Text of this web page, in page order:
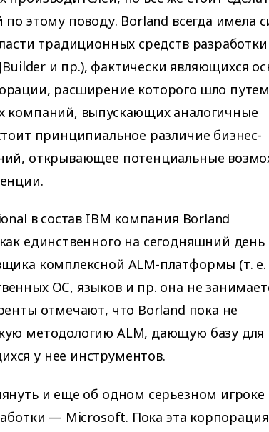
по этому поводу. Borland всегда имела
традиционных средств разработки
и пр.), фактически являющихся
расширение которого шло путем
компаний, выпускающих аналогичные
принципиальное различие бизнес-
открывающее потенциальные
в состав IBM компания Borland
единственного на сегодняшний день
комплексной ALM-платформы (т. е.
ОС, языков и пр. она не
отмечают, что Borland пока не
методологию ALM, дающую базу для
у нее инструментов.
и еще об одном серьезном игроке
— Microsoft. Пока эта